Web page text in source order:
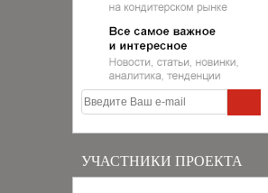
УЧАСТНИКИ ПРОЕКТА